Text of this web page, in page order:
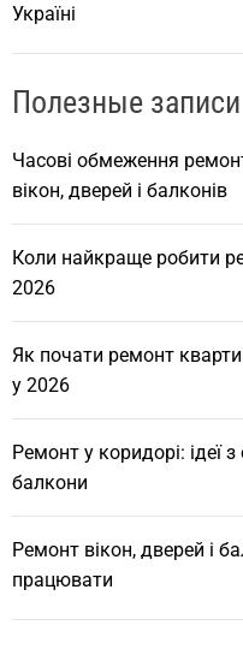
Україні
Полезные записи
Часові обмеження
вікон, дверей і балконів
Коли найкраще робити
2026
Як почати ремонт
у 2026
Ремонт у коридорі: ідеї
балкони
Ремонт вікон, дверей і
працювати